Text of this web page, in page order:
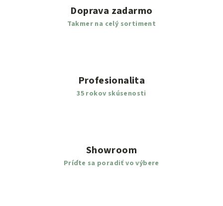
Doprava zadarmo
Takmer na celý sortiment
Profesionalita
35 rokov skúsenosti
Showroom
Príďte sa poradiť vo výbere